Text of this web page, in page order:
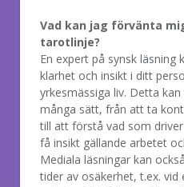
Vad kan jag förvänta
tarotlinje?
En expert på synsk läsning
klarhet och insikt i ditt
yrkesmässiga liv. Detta
många sätt, från att ta
till att förstå vad som
få insikt gällande arbetet
Mediala läsningar kan
tider av osäkerhet, t.ex. vid